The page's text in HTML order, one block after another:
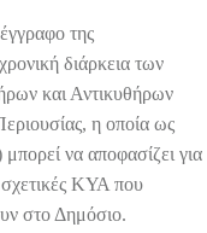
της
διάρκεια των
και Αντικυθήρων
η οποία ως
να αποφασίζει για
σχετικές ΚΥΑ που
στο Δημόσιο.